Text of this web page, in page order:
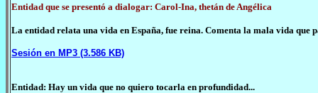
Entidad que se presentó a dialogar: Carol-Ina, thetán de Angélica
La entidad relata una vida en España, fue reina. Comenta la mala vida que
Sesión en MP3 (3.586 KB)
Entidad: Hay un vida que no quiero tocarla en profundidad...